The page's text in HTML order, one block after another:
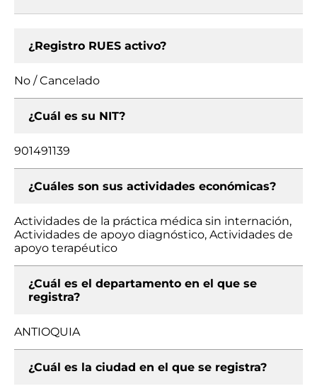
¿Registro RUES activo?
No / Cancelado
¿Cuál es su NIT?
901491139
¿Cuáles son sus actividades económicas?
Actividades de la práctica médica sin internación,
Actividades de apoyo diagnóstico, Actividades de
apoyo terapéutico
¿Cuál es el departamento en el que se
registra?
ANTIOQUIA
¿Cuál es la ciudad en el que se registra?